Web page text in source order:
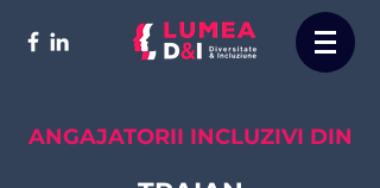
ANGAJATORII INCLUZIVI DIN